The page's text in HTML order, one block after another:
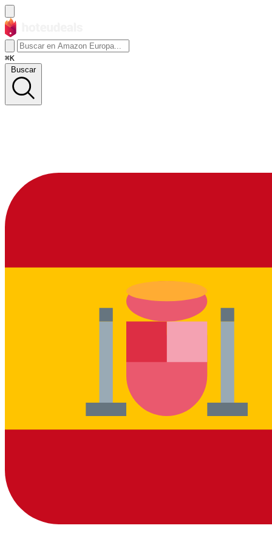
⌘K
Buscar